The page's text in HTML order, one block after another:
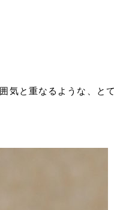
気と重なるような、と